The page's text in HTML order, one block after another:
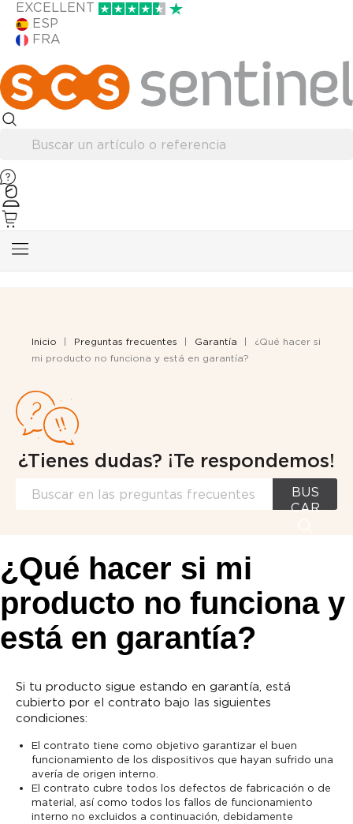
EXCELLENT
ESP
FRA
Inicio Preguntas frecuentes Garantía
¿Qué hacer si
mi producto no funciona y está en garantía?
¿Tienes dudas? ¡Te respondemos!
BUS
CAR
¿Qué hacer si mi
producto no funciona y
está en garantía?
Si tu producto sigue estando en garantía, está
cubierto por el contrato bajo las siguientes
condiciones:
El contrato tiene como objetivo garantizar el buen
funcionamiento de los dispositivos que hayan sufrido una
avería de origen interno.
El contrato cubre todos los defectos de fabricación o de
material, así como todos los fallos de funcionamiento
interno no excluidos a continuación, debidamente